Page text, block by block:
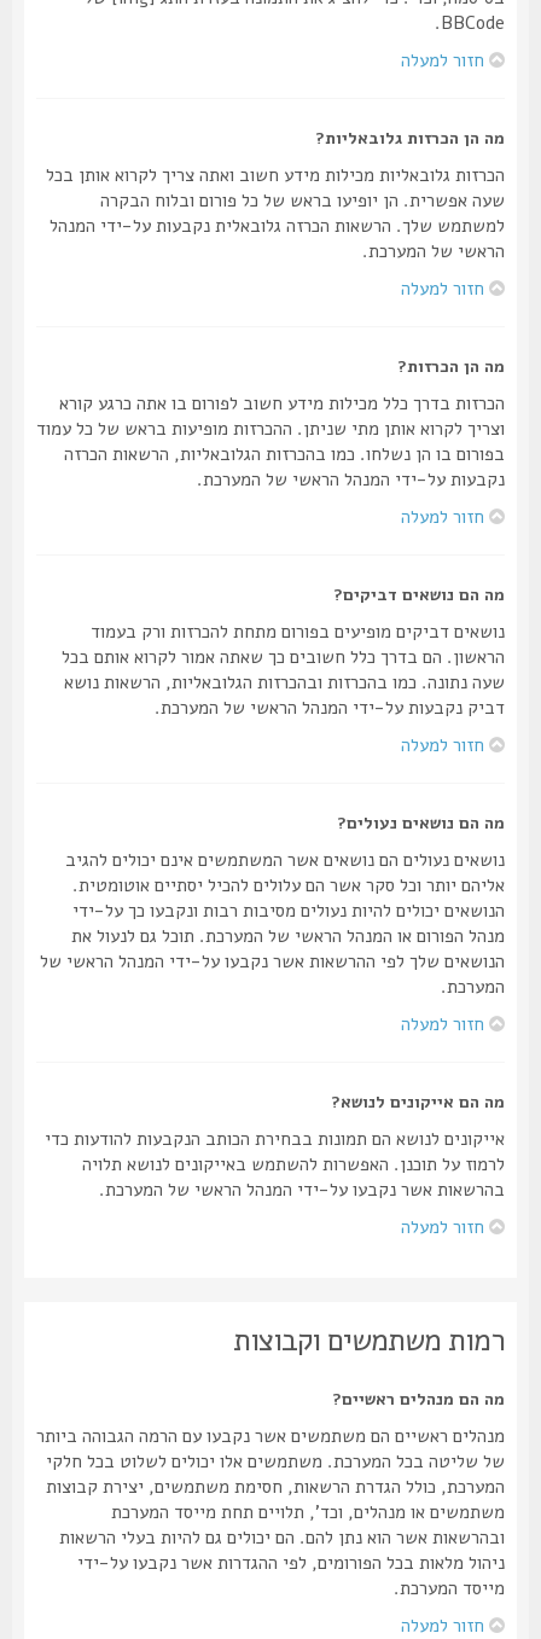
BBCode.
חזור למעלה
מה הן הכרזות גלובאליות?
הכרזות גלובאליות מכילות מידע חשוב ואתה צריך לקרוא אותן בכל
שעה אפשרית. הן יופיעו בראש של כל פורום ובלוח הבקרה
למשתמש שלך. הרשאות הכרזה גלובאלית נקבעות על-ידי המנהל
הראשי של המערכת.
חזור למעלה
מה הן הכרזות?
הכרזות בדרך כלל מכילות מידע חשוב לפורום בו אתה כרגע קורא
וצריך לקרוא אותן מתי שניתן. ההכרזות מופיעות בראש של כל עמוד
בפורום בו הן נשלחו. כמו בהכרזות הגלובאליות, הרשאות הכרזה
נקבעות על-ידי המנהל הראשי של המערכת.
חזור למעלה
מה הם נושאים דביקים?
נושאים דביקים מופיעים בפורום מתחת להכרזות ורק בעמוד
הראשון. הם בדרך כלל חשובים כך שאתה אמור לקרוא אותם בכל
שעה נתונה. כמו בהכרזות ובהכרזות הגלובאליות, הרשאות נושא
דביק נקבעות על-ידי המנהל הראשי של המערכת.
חזור למעלה
מה הם נושאים נעולים?
נושאים נעולים הם נושאים אשר המשתמשים אינם יכולים להגיב
אליהם יותר וכל סקר אשר הם עלולים להכיל יסתיים אוטומטית.
הנושאים יכולים להיות נעולים מסיבות רבות ונקבעו כך על-ידי
מנהל הפורום או המנהל הראשי של המערכת. תוכל גם לנעול את
הנושאים שלך לפי ההרשאות אשר נקבעו על-ידי המנהל הראשי של
המערכת.
חזור למעלה
מה הם אייקונים לנושא?
אייקונים לנושא הם תמונות בבחירת הכותב הנקבעות להודעות כדי
לרמוז על תוכנן. האפשרות להשתמש באייקונים לנושא תלויה
בהרשאות אשר נקבעו על-ידי המנהל הראשי של המערכת.
חזור למעלה
רמות משתמשים וקבוצות
מה הם מנהלים ראשיים?
מנהלים ראשיים הם משתמשים אשר נקבעו עם הרמה הגבוהה ביותר
של שליטה בכל המערכת. משתמשים אלו יכולים לשלוט בכל חלקי
המערכת, כולל הגדרת הרשאות, חסימת משתמשים, יצירת קבוצות
משתמשים או מנהלים, וכד', תלויים תחת מייסד המערכת
ובהרשאות אשר הוא נתן להם. הם יכולים גם להיות בעלי הרשאות
ניהול מלאות בכל הפורומים, לפי ההגדרות אשר נקבעו על-ידי
מייסד המערכת.
חזור למעלה